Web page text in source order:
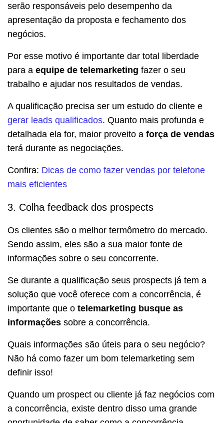
serão responsáveis pelo desempenho da
apresentação da proposta e fechamento dos
negócios.
Por esse motivo é importante dar total liberdade
para a equipe de telemarketing fazer o seu
trabalho e ajudar nos resultados de vendas.
A qualificação precisa ser um estudo do cliente e
gerar leads qualificados. Quanto mais profunda e
detalhada ela for, maior proveito a força de vendas
terá durante as negociações.
Confira: Dicas de como fazer vendas por telefone
mais eficientes
3. Colha feedback dos prospects
Os clientes são o melhor termômetro do mercado.
Sendo assim, eles são a sua maior fonte de
informações sobre o seu concorrente.
Se durante a qualificação seus prospects já tem a
solução que você oferece com a concorrência, é
importante que o telemarketing busque as
informações sobre a concorrência.
Quais informações são úteis para o seu negócio?
Não há como fazer um bom telemarketing sem
definir isso!
Quando um prospect ou cliente já faz negócios com
a concorrência, existe dentro disso uma grande